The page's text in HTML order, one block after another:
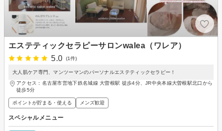
エステティックセラピーサロンwalea（ワレア）
5.0
(1件)
大人肌ケア専門、マンツーマンのパーソナルエステティックセラピー！
アクセス：名古屋市営地下鉄名城線 大曽根駅 徒歩4分、JR中央本線大曽根駅北口から
徒歩5分
ポイントが貯まる・使える メンズ歓迎
スペシャルメニュー